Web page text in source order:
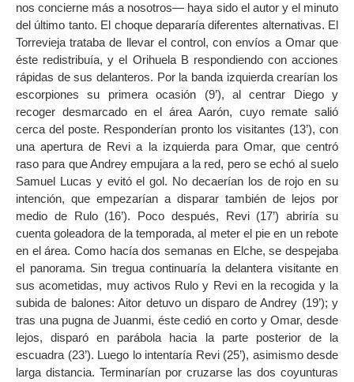
nos concierne más a nosotros— haya sido el autor y el minuto
del último tanto. El choque depararía diferentes alternativas. El
Torrevieja trataba de llevar el control, con envíos a Omar que
éste redistribuía, y el Orihuela B respondiendo con acciones
rápidas de sus delanteros. Por la banda izquierda crearían los
escorpiones su primera ocasión (9’), al centrar Diego y
recoger desmarcado en el área Aarón, cuyo remate salió
cerca del poste. Responderían pronto los visitantes (13’), con
una apertura de Revi a la izquierda para Omar, que centró
raso para que Andrey empujara a la red, pero se echó al suelo
Samuel Lucas y evitó el gol. No decaerían los de rojo en su
intención, que empezarían a disparar también de lejos por
medio de Rulo (16’). Poco después, Revi (17’) abriría su
cuenta goleadora de la temporada, al meter el pie en un rebote
en el área. Como hacía dos semanas en Elche, se despejaba
el panorama. Sin tregua continuaría la delantera visitante en
sus acometidas, muy activos Rulo y Revi en la recogida y la
subida de balones: Aitor detuvo un disparo de Andrey (19’); y
tras una pugna de Juanmi, éste cedió en corto y Omar, desde
lejos, disparó en parábola hacia la parte posterior de la
escuadra (23’). Luego lo intentaría Revi (25’), asimismo desde
larga distancia. Terminarían por cruzarse las dos coyunturas